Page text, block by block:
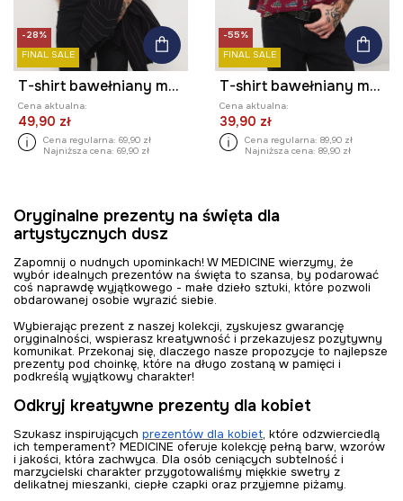
-28%
FINAL SALE
T-shirt bawełniany męski z elastanem z nadrukiem
Cena aktualna:
49,90 zł
Cena regularna: 69,90 zł
Najniższa cena: 69,90 zł
-55%
FINAL SALE
T-shirt bawełniany męski świąteczny
Cena aktualna:
39,90 zł
Cena regularna: 89,90 zł
Najniższa cena: 89,90 zł
Oryginalne prezenty na święta dla
artystycznych dusz
Zapomnij o nudnych upominkach! W MEDICINE wierzymy, że
wybór idealnych prezentów na święta to szansa, by podarować
coś naprawdę wyjątkowego - małe dzieło sztuki, które pozwoli
obdarowanej osobie wyrazić siebie.
Wybierając prezent z naszej kolekcji, zyskujesz gwarancję
oryginalności, wspierasz kreatywność i przekazujesz pozytywny
komunikat. Przekonaj się, dlaczego nasze propozycje to najlepsze
prezenty pod choinkę, które na długo zostaną w pamięci i
podkreślą wyjątkowy charakter!
Odkryj kreatywne prezenty dla kobiet
Szukasz inspirujących prezentów dla kobiet, które odzwierciedlą
ich temperament? MEDICINE oferuje kolekcję pełną barw, wzorów
i jakości, która zachwyca. Dla osób ceniących subtelność i
marzycielski charakter przygotowaliśmy miękkie swetry z
delikatnej mieszanki, ciepłe czapki oraz przyjemne piżamy.